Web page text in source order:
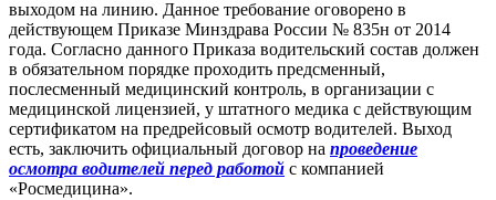
выходом на линию. Данное требование оговорено в
действующем Приказе Минздрава России № 835н от 2014
года. Согласно данного Приказа водительский состав должен
в обязательном порядке проходить предсменный,
послесменный медицинский контроль, в организации с
медицинской лицензией, у штатного медика с действующим
сертификатом на предрейсовый осмотр водителей. Выход
есть, заключить официальный договор на проведение
осмотра водителей перед работой с компанией
«Росмедицина».